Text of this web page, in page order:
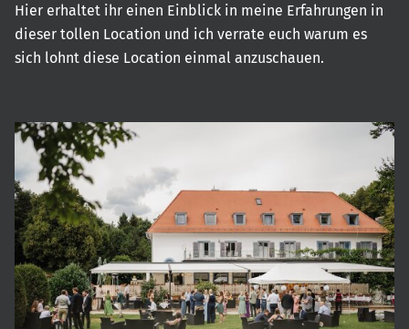
Hier erhaltet ihr einen Einblick in meine Erfahrungen in
dieser tollen Location und ich verrate euch warum es
sich lohnt diese Location einmal anzuschauen.